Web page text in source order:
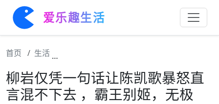
爱乐趣生活
首页 生活
柳岩仅凭一句话让陈凯歌暴怒直
言混不下去 ，霸王别姬，无极